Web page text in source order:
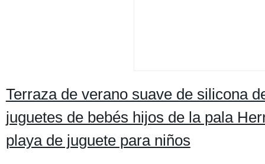
Terraza de verano suave de silicona
juguetes de bebés hijos de la pala
playa de juguete para niños